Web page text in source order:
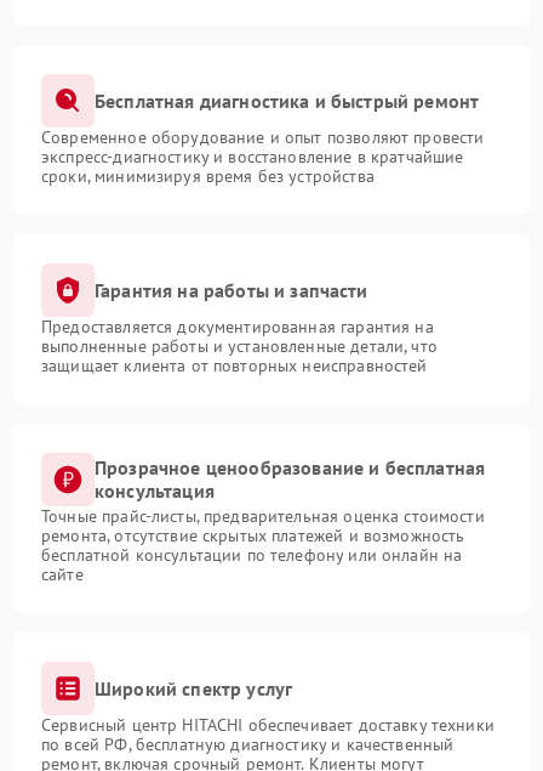
Бесплатная диагностика и быстрый ремонт
Современное оборудование и опыт позволяют провести
экспресс-диагностику и восстановление в кратчайшие
сроки, минимизируя время без устройства
Гарантия на работы и запчасти
Предоставляется документированная гарантия на
выполненные работы и установленные детали, что
защищает клиента от повторных неисправностей
Прозрачное ценообразование и бесплатная
консультация
Точные прайс-листы, предварительная оценка стоимости
ремонта, отсутствие скрытых платежей и возможность
бесплатной консультации по телефону или онлайн на
сайте
Широкий спектр услуг
Сервисный центр HITACHI обеспечивает доставку техники
по всей РФ, бесплатную диагностику и качественный
ремонт, включая срочный ремонт. Клиенты могут